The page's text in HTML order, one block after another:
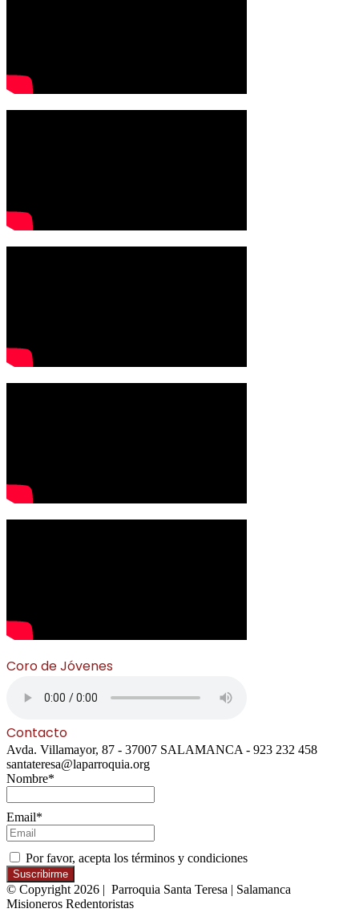
Coro de Jóvenes
Contacto
Avda. Villamayor, 87 - 37007 SALAMANCA - 923 232 458
santateresa@laparroquia.org
Nombre*
Email*
Por favor, acepta los términos y condiciones
© Copyright 2026 | Parroquia Santa Teresa | Salamanca
Misioneros Redentoristas